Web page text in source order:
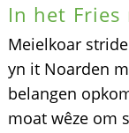
In het Fries
Meielkoar
yn it Noarden
belangen
moat wêze om